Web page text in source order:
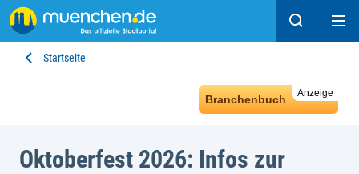
Suchen
Startseite
Anzeige
Branchenbuch
Oktoberfest 2026: Infos zur